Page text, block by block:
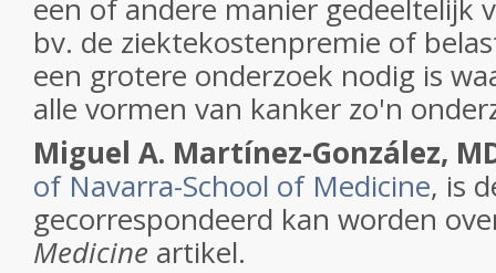
een of andere manier gedeeltelijk
bv. de ziektekostenpremie of
een grotere onderzoek nodig is
alle vormen van kanker zo'n
Miguel A. Martínez-González,
of Navarra-School of Medicine, is
gecorrespondeerd kan worden
Medicine artikel.